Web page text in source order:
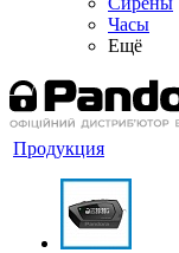
Часы
Ещё
Продукция